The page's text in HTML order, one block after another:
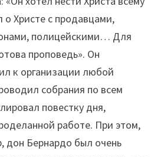
о Христе с продавцами,
полицейскими… Для
проповедь». Он
к организации любой
собрания по всем
повестку дня,
работе. При этом,
дон Бернардо был очень